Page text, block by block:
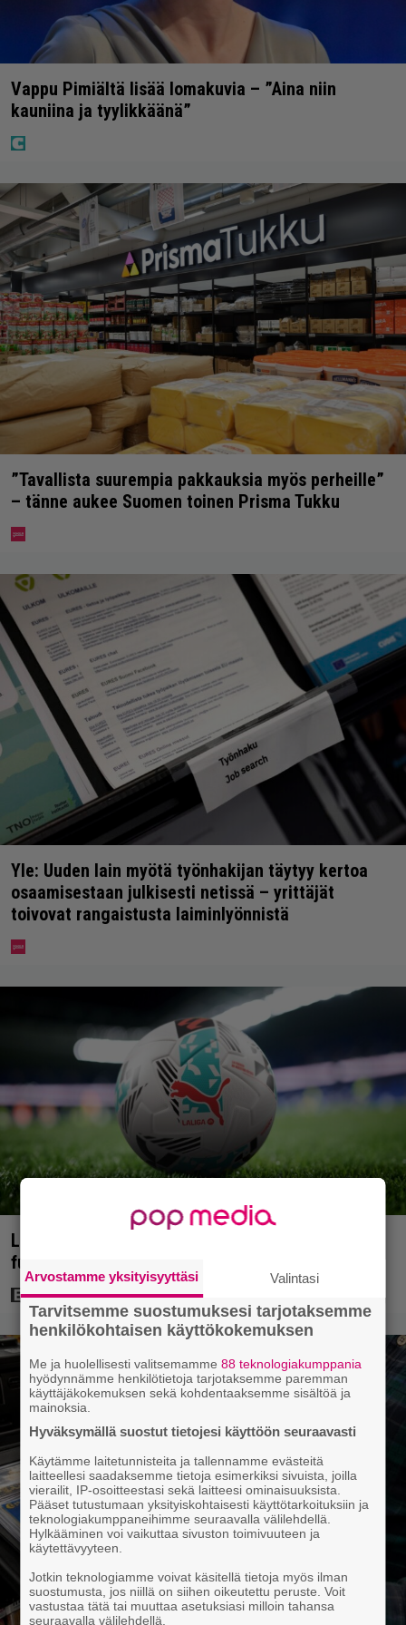
Vappu Pimiältä lisää lomakuvia – ”Aina niin
kauniina ja tyylikkäänä”
”Tavallista suurempia pakkauksia myös perheille”
– tänne aukee Suomen toinen Prisma Tukku
Yle: Uuden lain myötä työnhakijan täytyy kertoa
osaamisestaan julkisesti netissä – yrittäjät
toivovat rangaistusta laiminlyönnistä
LaLiga saapuu telkkariin – maailman parasta
futista joka perjantai
Arvostamme yksityisyyttäsi Valintasi
Tarvitsemme suostumuksesi tarjotaksemme
henkilökohtaisen käyttökokemuksen
Me ja huolellisesti valitsemamme88 teknologiakumppania
hyödynnämme henkilötietoja tarjotaksemme paremman
käyttäjäkokemuksen sekä kohdentaaksemme sisältöä ja
mainoksia.
Hyväksymällä suostut tietojesi käyttöön seuraavasti
Käytämme laitetunnisteita ja tallennamme evästeitä
laitteellesi saadaksemme tietoja esimerkiksi sivuista, joilla
vierailit, IP-osoitteestasi sekä laitteesi ominaisuuksista.
Pääset tutustumaan yksityiskohtaisesti käyttötarkoituksiin ja
teknologiakumppaneihimme seuraavalla välilehdellä.
Hylkääminen voi vaikuttaa sivuston toimivuuteen ja
käytettävyyteen.
Jotkin teknologiamme voivat käsitellä tietoja myös ilman
suostumusta, jos niillä on siihen oikeutettu peruste. Voit
vastustaa tätä tai muuttaa asetuksiasi milloin tahansa
seuraavalla välilehdellä.